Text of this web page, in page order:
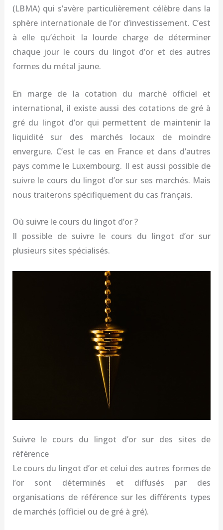
(LBMA) qui s’avère particulièrement célèbre dans la
sphère internationale de l’or d’investissement. C’est
à elle qu’échoit la lourde charge de déterminer
chaque jour le cours du lingot d’or et des autres
formes du métal jaune.
En marge de la cotation du marché officiel et
international, il existe aussi des cotations de gré à
gré du lingot d’or qui permettent de maintenir la
liquidité sur des marchés locaux de moindre
envergure. C’est le cas en France et dans d’autres
pays comme le Luxembourg. Il est aussi possible de
suivre le cours du lingot d’or sur ses marchés. Mais
nous traiterons spécifiquement du cas français.
Où suivre le cours du lingot d’or ?
Il possible de suivre le cours du lingot d’or sur
plusieurs sites spécialisés.
Suivre le cours du lingot d’or sur des sites de
référence
Le cours du lingot d’or et celui des autres formes de
l’or sont déterminés et diffusés par des
organisations de référence sur les différents types
de marchés (officiel ou de gré à gré).